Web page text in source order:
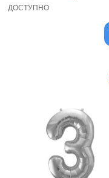
ДОСТУПНО